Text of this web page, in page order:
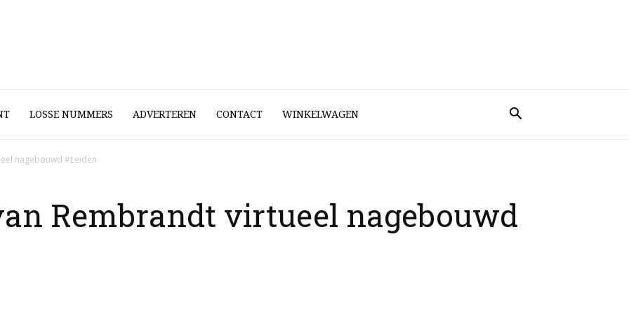
LOSSE NUMMERS ADVERTEREN CONTACT WINKELWAGEN
nagebouwd #Leiden
Rembrandt virtueel nagebouwd